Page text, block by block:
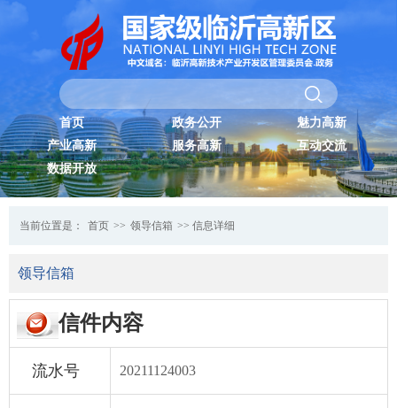
首页 政务公开
魅力高新
产业高新
服务高新
互动交流
数据开放
当前位置是： 首页 >> 领导信箱 >> 信息详细
领导信箱
信件内容
流水号 20211124003